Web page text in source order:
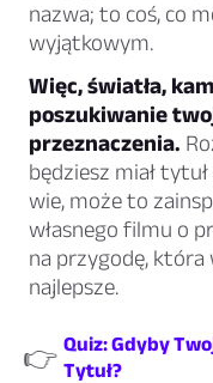
nazwa; to coś, co
wyjątkowym.
Więc, światła,
poszukiwanie
przeznaczenia.
będziesz miał
wie, może to
własnego filmu o
na przygodę, która
najlepsze.
👉 Quiz: Gdyby
Tytuł?